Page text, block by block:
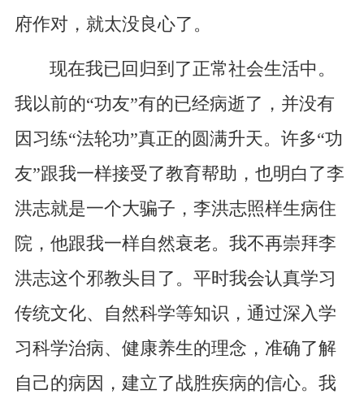
府作对，就太没良心了。
现在我已回归到了正常社会生活中。
我以前的“功友”有的已经病逝了，并没有
因习练“法轮功”真正的圆满升天。许多“功
友”跟我一样接受了教育帮助，也明白了李
洪志就是一个大骗子，李洪志照样生病住
院，他跟我一样自然衰老。我不再崇拜李
洪志这个邪教头目了。平时我会认真学习
传统文化、自然科学等知识，通过深入学
习科学治病、健康养生的理念，准确了解
自己的病因，建立了战胜疾病的信心。我